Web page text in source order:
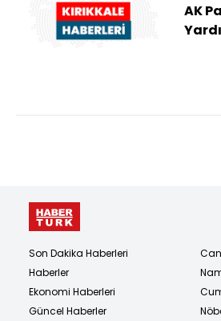
AK
Son Dakika Haberleri
Haberler
Ekonomi Haberleri
Güncel Haberler